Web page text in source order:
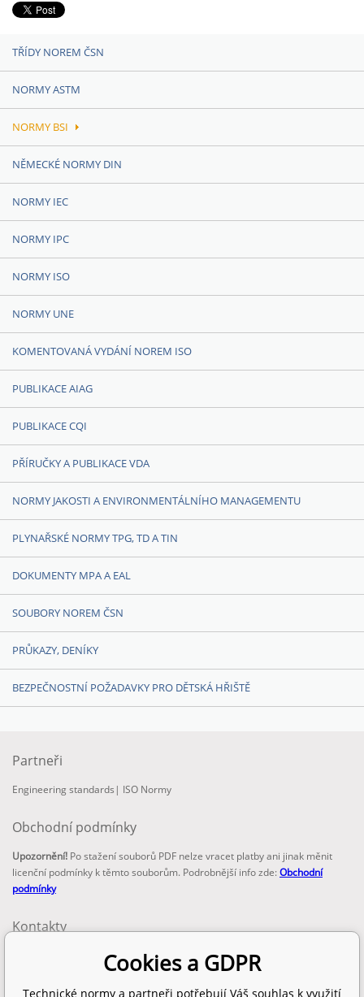
TŘÍDY NOREM ČSN
NORMY ASTM
NORMY BSI
NĚMECKÉ NORMY DIN
NORMY IEC
NORMY IPC
NORMY ISO
NORMY UNE
KOMENTOVANÁ VYDÁNÍ NOREM ISO
PUBLIKACE AIAG
PUBLIKACE CQI
PŘÍRUČKY A PUBLIKACE VDA
NORMY JAKOSTI A ENVIRONMENTÁLNÍHO MANAGEMENTU
PLYNAŘSKÉ NORMY TPG, TD A TIN
DOKUMENTY MPA A EAL
SOUBORY NOREM ČSN
PRŮKAZY, DENÍKY
BEZPEČNOSTNÍ POŽADAVKY PRO DĚTSKÁ HŘIŠTĚ
Partneři
Engineering standards | ISO Normy
Obchodní podmínky
Upozornění! Po stažení souborů PDF nelze vracet platby ani jinak měnit
licenční podmínky k těmto souborům. Podrobnější info zde:Obchodní
podmínky
Kontakty
info@technickenormy.cz
obchod@technickenormy.cz
Cookies a GDPR
Technické normy a partneři potřebují Váš souhlas k využití